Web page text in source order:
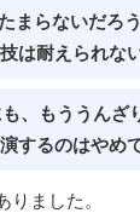
まらないだろ
は耐えられな
、もううんざ
するのはやめ
りました。